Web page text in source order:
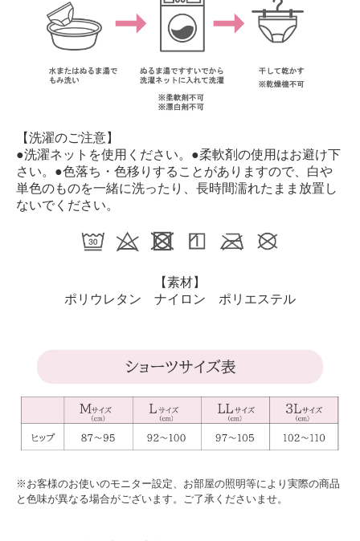
【洗濯のご注意】
●洗濯ネットを使用ください。●柔軟剤の使用はお避け下
さい。●色落ち・色移りすることがありますので、白や
単色のものを一緒に洗ったり、長時間濡れたまま放置し
ないでください。
【素材】
ポリウレタン ナイロン ポリエステル
※お客様のお使いのモニター設定、お部屋の照明等により実際の商品
と色味が異なる場合がございます。ご了承くださいませ。